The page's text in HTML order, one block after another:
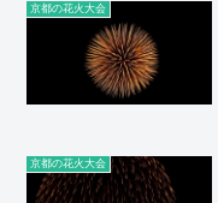
京都の花火大会
京都の花火大会